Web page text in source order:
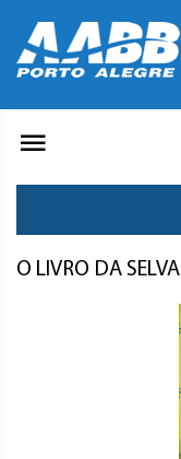
O LIVRO DA SELVA